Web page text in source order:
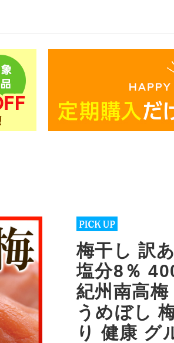
梅干し 訳
塩分8％
紀州南高
うめぼし
り 健康 グ